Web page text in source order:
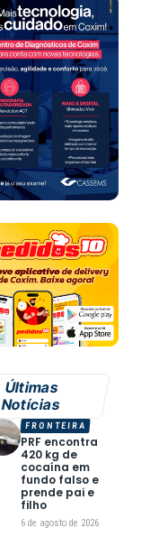
Últimas
Notícias
PRF encontra
420 kg de
cocaína em
fundo falso e
prende pai e
filho
6 de agosto de 2026
FRONTEIRA